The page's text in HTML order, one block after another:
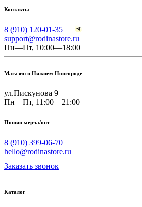
Контакты
8 (910) 120-01-35
support@rodinastore.ru
Пн—Пт, 10:00—18:00
Магазин в Нижнем Новгороде
ул.Пискунова 9
Пн—Пт, 11:00—21:00
Пошив мерча/опт
8 (910) 399-06-70
hello@rodinastore.ru
Заказать звонок
Каталог